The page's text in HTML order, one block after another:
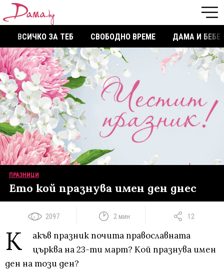
ВСИЧКО ЗА ТЕБ СВОБОДНО ВРЕМЕ ДАМА И БЕБЕ
ПРАЗНИЦИ
Ето кой празнува имен ден днес
2097 2 мин 12
К
акъв празник почита православната
църква на 23-ти март? Кой празнува имен
ден на този ден?